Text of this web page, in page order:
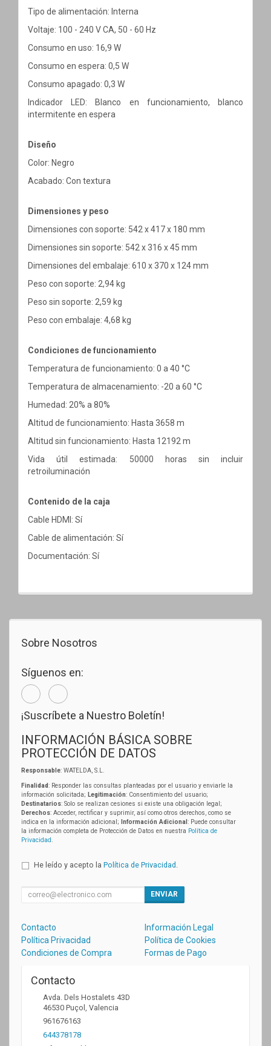
Tipo de alimentación: Interna
Voltaje: 100 - 240 V CA, 50 - 60 Hz
Consumo en uso: 16,9 W
Consumo en espera: 0,5 W
Consumo apagado: 0,3 W
Indicador LED: Blanco en funcionamiento, blanco
intermitente en espera
Diseño
Color: Negro
Acabado: Con textura
Dimensiones y peso
Dimensiones con soporte: 542 x 417 x 180 mm
Dimensiones sin soporte: 542 x 316 x 45 mm
Dimensiones del embalaje: 610 x 370 x 124 mm
Peso con soporte: 2,94 kg
Peso sin soporte: 2,59 kg
Peso con embalaje: 4,68 kg
Condiciones de funcionamiento
Temperatura de funcionamiento: 0 a 40 °C
Temperatura de almacenamiento: -20 a 60 °C
Humedad: 20% a 80%
Altitud de funcionamiento: Hasta 3658 m
Altitud sin funcionamiento: Hasta 12192 m
Vida útil estimada: 50000 horas sin incluir
retroiluminación
Contenido de la caja
Cable HDMI: Sí
Cable de alimentación: Sí
Documentación: Sí
Sobre Nosotros
Síguenos en:
¡Suscríbete a Nuestro Boletín!
INFORMACIÓN BÁSICA SOBRE
PROTECCIÓN DE DATOS
Responsable: WATELDA, S.L.
Finalidad: Responder las consultas planteadas por el usuario y enviarle la
información solicitada; Legitimación: Consentimiento del usuario;
Destinatarios: Solo se realizan cesiones si existe una obligación legal;
Derechos: Acceder, rectificar y suprimir, así como otros derechos, como se
indica en la información adicional;
Información Adicional : Puede consultar
la información completa de Protección de Datos en nuestra Política de
Privacidad
He leído y acepto la Política de Privacidad
ENVIAR
Contacto
Información Legal
Política Privacidad
Política de Cookies
Condiciones de Compra
Formas de Pago
Contacto
Avda. Dels Hostalets 43D
46530 Puçol Valencia
961676163
644378178